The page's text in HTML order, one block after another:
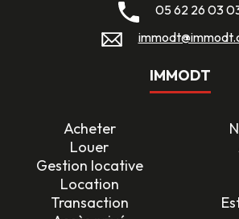
05 62 26 03
IMMODT
Acheter
Louer
Gestion locative
Location
Transaction